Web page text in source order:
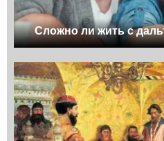
Сложно ли жить с